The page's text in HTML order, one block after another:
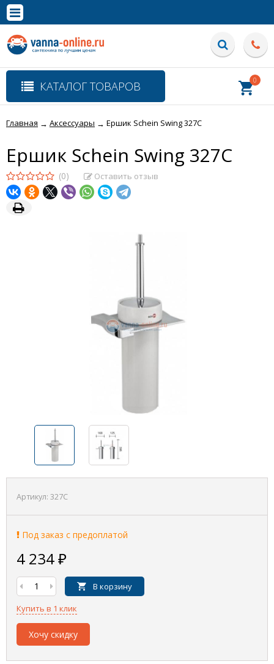
Полная версия сайта
КАТАЛОГ ТОВАРОВ 0
Главная → Аксессуары → Ершик Schein Swing 327C
Ершик Schein Swing 327C
(0) Оставить отзыв
Артикул: 327C
Под заказ с предоплатой
4 234₽
В корзину
Купить в 1 клик
Хочу скидку